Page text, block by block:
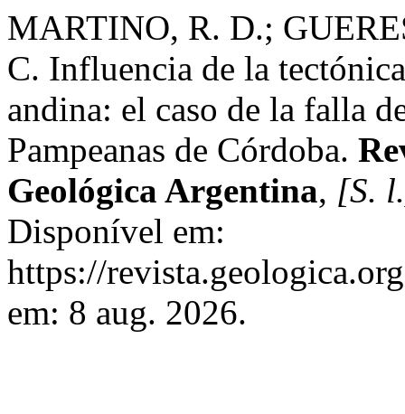
MARTINO, R. D.;
C. Influencia de la
andina: el caso de la falla
Pampeanas de Córdoba.
Geológica Argentina, [S.
Disponível em:
https://
em: 8 aug. 2026.